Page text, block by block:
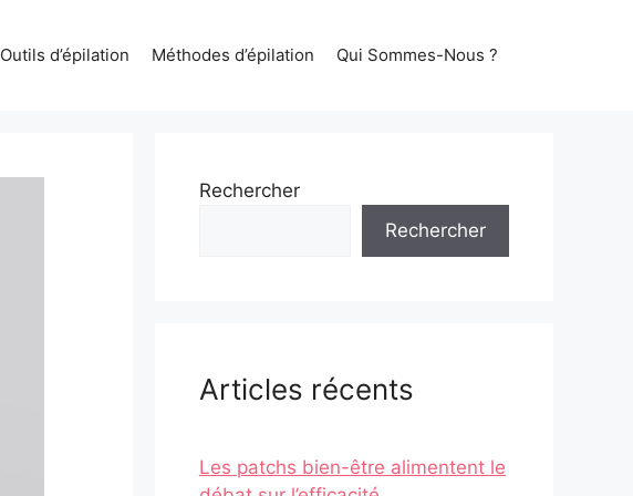
Outils d’épilation Méthodes d’épilation Qui Sommes-Nous ?
Rechercher
Rechercher
Articles récents
Les patchs bien-être alimentent le